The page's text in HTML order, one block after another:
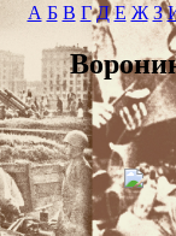
А Б В Г Д Е Ж З